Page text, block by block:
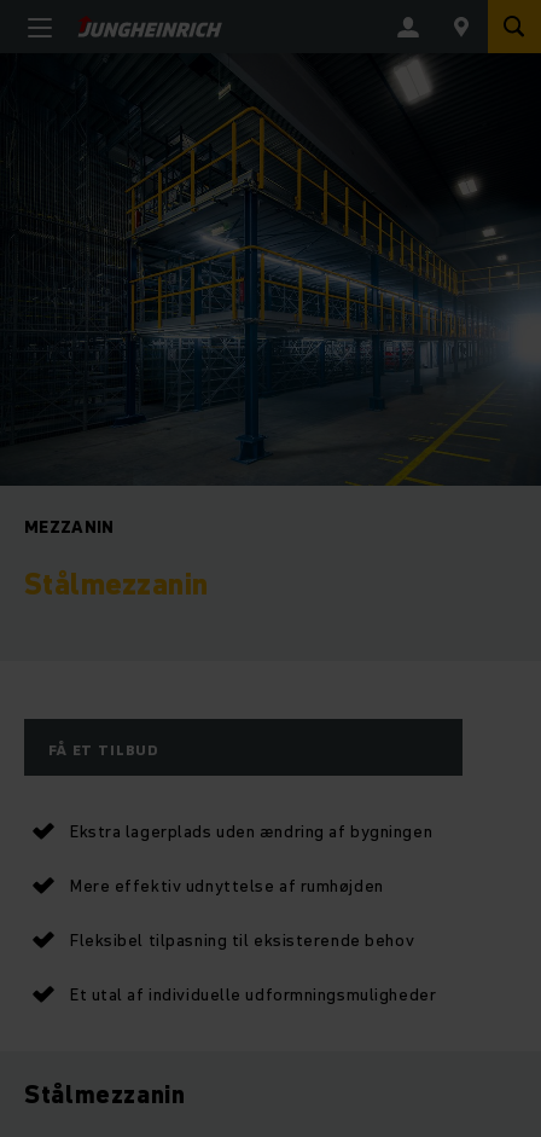
MEZZANIN
Stålmezzanin
FÅ ET TILBUD
Ekstra lagerplads uden ændring af bygningen
Mere effektiv udnyttelse af rumhøjden
Fleksibel tilpasning til eksisterende behov
Et utal af individuelle udformningsmuligheder
Stålmezzanin